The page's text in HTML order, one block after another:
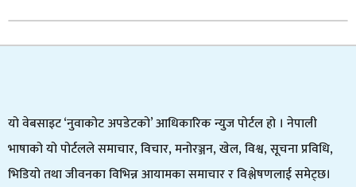
यो वेबसाइट ‘नुवाकोट अपडेटको’ आधिकारिक न्युज पोर्टल हो । नेपाली
भाषाको यो पोर्टलले समाचार, विचार, मनोरञ्जन, खेल, विश्व, सूचना प्रविधि,
भिडियो तथा जीवनका विभिन्न आयामका समाचार र विश्लेषणलाई समेट्छ।